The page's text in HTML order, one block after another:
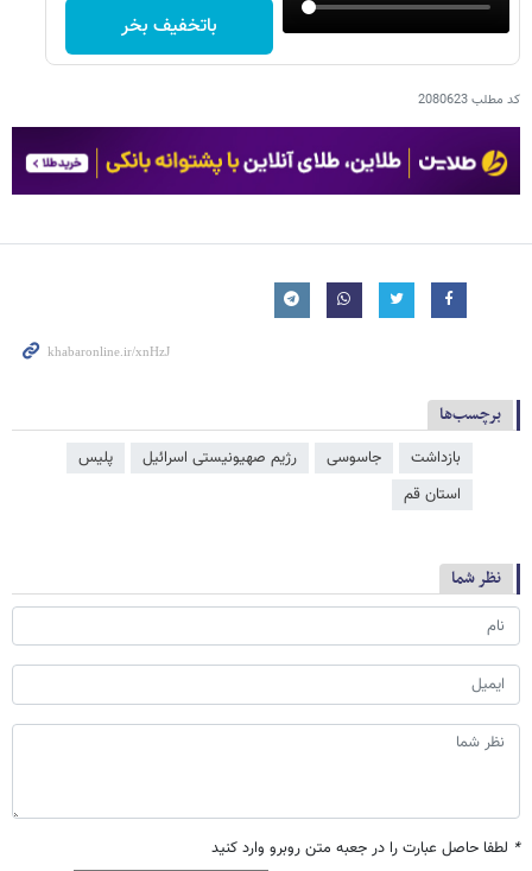
باتخفیف بخر
کد مطلب2080623
برچسب‌ها
بازداشت جاسوسی رژیم صهیونیستی اسرائیل
پلیس
استان قم
نظر شما
* لطفا حاصل عبارت را در جعبه متن روبرو وارد کنید